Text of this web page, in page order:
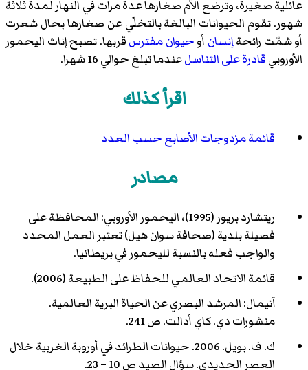
عائلية صغيرة، وترضع الأم صغارها عدة مرات في النهار لمدة ثلاثة
شهور. تقوم الحيوانات البالغة بالتخلّي عن صغارها بحال شعرت
أو شمّت رائحةإنسان أوحيوان مفترسقربها. تصبح إناث اليحمور
الأوروبيقادرة على التناسلعندما تبلغ حوالي 16 شهرا.
اقرأ كذلك
قائمة مزدوجات الأصابع حسب العدد
مصادر
ريتشارد بريور (1995)، اليحمور الأوروبي: المحافظة على
فصيلة بلدية (صحافة سوان هيل) تعتبر العمل المحدد
والواجب فعله بالنسبة لليحمور في بريطانيا.
قائمة الاتحاد العالمي للحفاظ على الطبيعة (2006).
آنيمال: المرشد البصري عن الحياة البرية العالمية.
منشورات دي. كاي أدالت. ص 241.
ك. ف. بويل. 2006. حيوانات الطرائد في أوروبة الغربية خلال
العصر الحديدي. سؤال الصيد ص 10 – 23.